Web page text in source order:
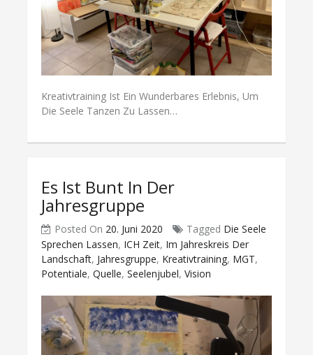
Kreativtraining Ist Ein Wunderbares Erlebnis, Um
Die Seele Tanzen Zu Lassen…
Es Ist Bunt In Der
Jahresgruppe
Posted On 20. Juni 2020 Tagged Die Seele
Sprechen Lassen, ICH Zeit, Im Jahreskreis Der
Landschaft, Jahresgruppe, Kreativtraining, MGT,
Potentiale, Quelle, Seelenjubel, Vision